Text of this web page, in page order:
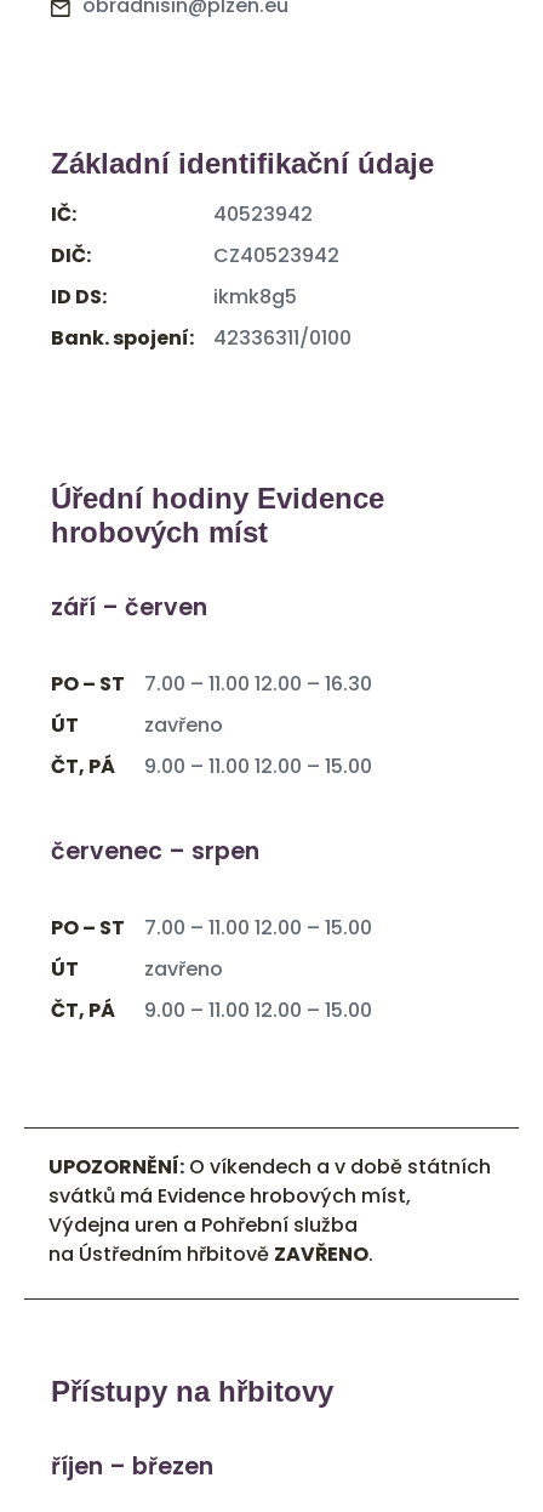
Základní identifikační údaje
IČ:
40523942
DIČ:
CZ40523942
ID DS:
ikmk8g5
Bank. spojení:
42336311/0100
Úřední hodiny Evidence
hrobových míst
září – červen
PO – ST
7.00 – 11.00 12.00 – 16.30
ÚT
zavřeno
ČT, PÁ
9.00 – 11.00 12.00 – 15.00
červenec – srpen
PO – ST
7.00 – 11.00 12.00 – 15.00
ÚT
zavřeno
ČT, PÁ
9.00 – 11.00 12.00 – 15.00
UPOZORNĚNÍ: O víkendech a v době státních
svátků má Evidence hrobových míst,
Výdejna uren a Pohřební služba
na Ústředním hřbitově ZAVŘENO.
Přístupy na hřbitovy
říjen – březen